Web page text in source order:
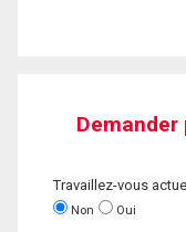
Travaillez-vous
Non Oui